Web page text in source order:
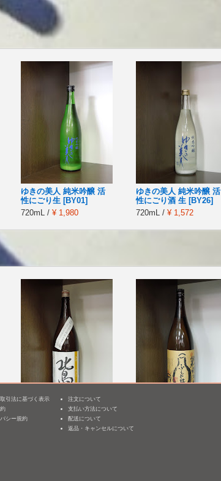
ゆきの美人 純米吟醸 活
性にごり生 [BY01]
720mL / ¥ 1,980
ゆきの美人 純米吟醸 活
性にごり酒 生 [BY26]
720mL / ¥ 1,572
北島 純米 玉栄 生もと 無
濾過生原酒 [BY25]
¥ 2,860
引法に基づく表示
シー規約
注文について
支払い方法について
配送について
返品・キャンセルについて